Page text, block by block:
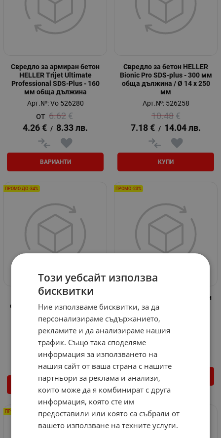
Свредло за армиран бетон
HELLER Trijet Ultimate
Professional SDS-Plus - 160
мм обща дължина
Арт.№: Vo 526280
6.62 €
4.26 € / 8.33 лв.
ВАРИАНТИ
Свредло за бетон HELLER
Bionic Pro SDS-plus - 300 мм
обща дължина / Ø 14 х 250
мм
Арт.№: 526258
10.48 €
7.18 € / 14.04 лв.
КУПИ
Свредло за бетон DeWalt
серия Extreme SDS Plus 50 x
Арт.№: Vo 10202
3.58
€
€ /
ВАРИАНТИ
ПРОМО ДО -34%
Комплект свредла за бетон
BOSCH SDS Plus - 7 части
Арт.№: 3005391
19.94
15.33
ПРОМО -23%
ПРОМО -14%
Този уебсайт използва
бисквитки
Ние използваме бисквитки, за да
персонализираме съдържанието,
рекламите и да анализираме нашия
трафик. Също така споделяме
информация за използването на
нашия сайт от ваша страна с нашите
партньори за реклама и анализи,
които може да я комбинират с друга
информация, която сте им
предоставили или която са събрали от
вашето използване на техните услуги.